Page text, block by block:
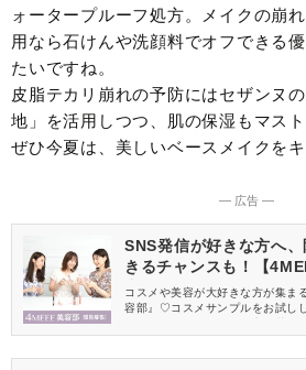
ォータープルーフ処方。メイクの崩
用なら石けんや洗顔料でオフできる
たいですね。
皮脂テカリ崩れの予防にはセザンヌ
地」を活用しつつ、肌の保湿もマス
ぜひ今夏は、美しいベースメイクを
― 広告 ―
SNS発信が好きな方へ
きるチャンスも！【
中
コスメや美容が大好きな方が集ま
容部』♡コスメサンプルをお試し